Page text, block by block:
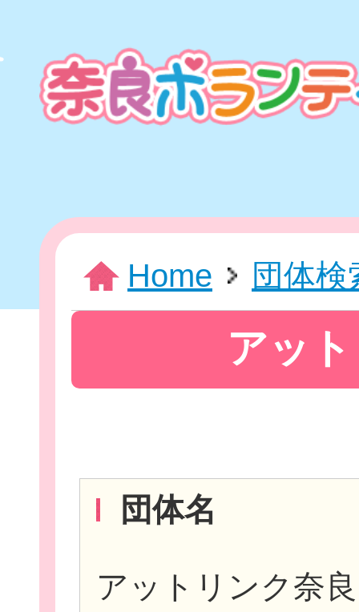
HOME
新着情報
子ども向けボ
Home 団体検
アッ
団体名
アットリンク奈良